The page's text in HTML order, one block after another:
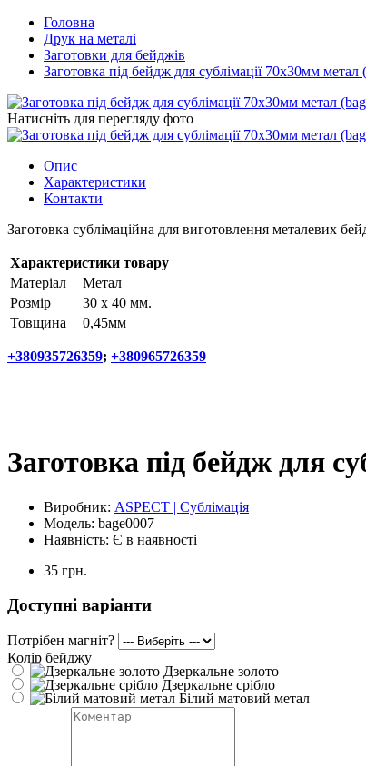
Головна
Друк на металі
Заготовки для бейджів
Заготовка під бейдж для сублімації 70х30мм метал
Натисніть для перегляду фото
Опис
Характеристики
Контакти
Заготовка сублімаційна для виготовлення металевих
Характеристики товару
Матеріал
Метал
Розмір
30 х 40 мм.
Товщина
0,45мм
+380935726359; +380965726359
Заготовка під бейдж для
Виробник: ASPECT | Сублімація
Модель: bage0007
Наявність: Є в наявності
35 грн.
Доступні варіанти
Потрібен магніт?
Колір бейджу
Дзеркальне золото
Дзеркальне срібло
Білий матовий метал